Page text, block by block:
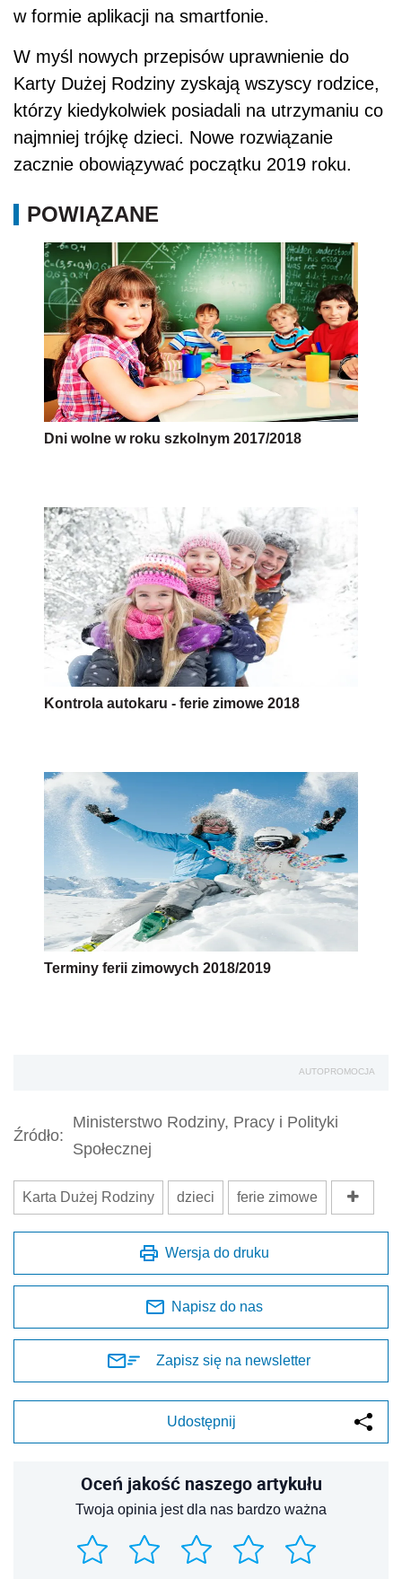
w formie aplikacji na smartfonie.
W myśl nowych przepisów uprawnienie do
Karty Dużej Rodziny zyskają wszyscy rodzice,
którzy kiedykolwiek posiadali na utrzymaniu co
najmniej trójkę dzieci. Nowe rozwiązanie
zacznie obowiązywać początku 2019 roku.
POWIĄZANE
Dni wolne w roku szkolnym 2017/2018
Kontrola autokaru - ferie zimowe 2018
Terminy ferii zimowych 2018/2019
AUTOPROMOCJA
Źródło:
Ministerstwo Rodziny, Pracy i Polityki
Społecznej
Karta Dużej Rodziny dzieci ferie zimowe
Wersja do druku
Napisz do nas
Zapisz się na newsletter
Udostępnij
Oceń jakość naszego artykułu
Twoja opinia jest dla nas bardzo ważna